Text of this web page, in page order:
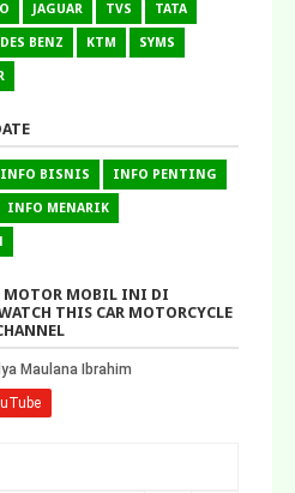
JAGUAR TVS TATA
BENZ KTM SYMS
INFO BISNIS INFO PENTING
INFO MENARIK
MOTOR MOBIL INI DI
THIS CAR MOTORCYCLE